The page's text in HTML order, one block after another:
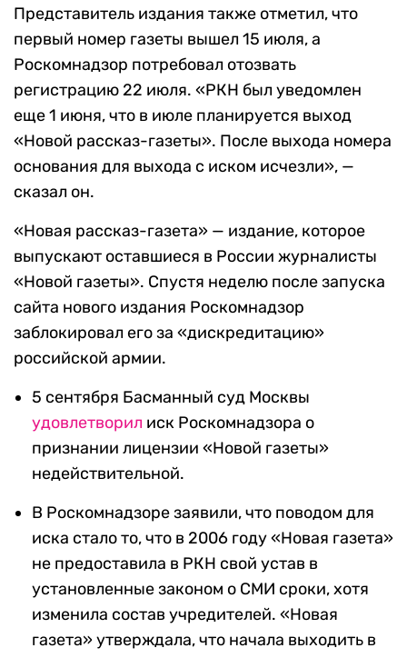
Представитель издания также отметил, что
первый номер газеты вышел 15 июля, а
Роскомнадзор потребовал отозвать
регистрацию 22 июля. «РКН был уведомлен
еще 1 июня, что в июле планируется выход
«Новой рассказ-газеты». После выхода номера
основания для выхода с иском исчезли», —
сказал он.
«Новая рассказ-газета» — издание, которое
выпускают оставшиеся в России журналисты
«Новой газеты». Спустя неделю после запуска
сайта нового издания Роскомнадзор
заблокировал его за «дискредитацию»
российской армии.
5 сентября Басманный суд Москвы
удовлетворил иск Роскомнадзора о
признании лицензии «Новой газеты»
недействительной.
В Роскомнадзоре заявили, что поводом для
иска стало то, что в 2006 году «Новая газета»
не предоставила в РКН свой устав в
установленные законом о СМИ сроки, хотя
изменила состав учредителей. «Новая
газета» утверждала, что начала выходить в